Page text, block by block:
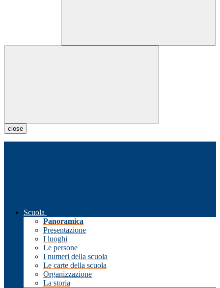
close
Scuola
Panoramica
Presentazione
I luoghi
Le persone
I numeri della scuola
Le carte della scuola
Organizzazione
La storia